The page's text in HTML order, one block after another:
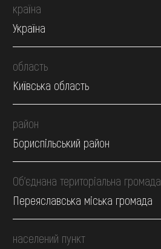
країна
Україна
область
Київська область
район
Бориспільський район
Об’єднана територіальна громада
Переяславська міська громада
населений пункт